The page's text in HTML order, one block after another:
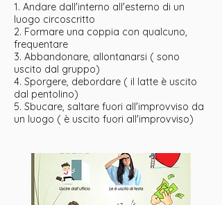
1. Andare dall'interno all'esterno di un
luogo circoscritto
2. Formare una coppia con qualcuno,
frequentare
3. Abbandonare, allontanarsi ( sono
uscito dal gruppo)
4. Sporgere, debordare ( il latte è uscito
dal pentolino)
5. Sbucare, saltare fuori all'improvviso da
un luogo ( è uscito fuori all'improvviso)